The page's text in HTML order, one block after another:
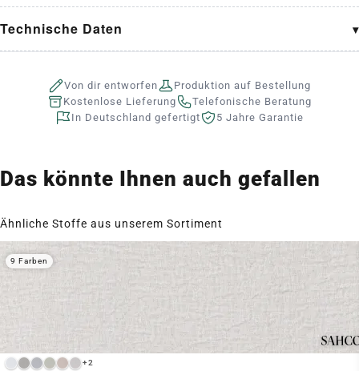
Technische Daten
Von dir entworfen
Produktion auf Bestellung
Kostenlose Lieferung
Telefonische Beratung
In Deutschland gefertigt
5 Jahre Garantie
Das könnte Ihnen auch gefallen
Ähnliche Stoffe aus unserem Sortiment
+2
9 Farben